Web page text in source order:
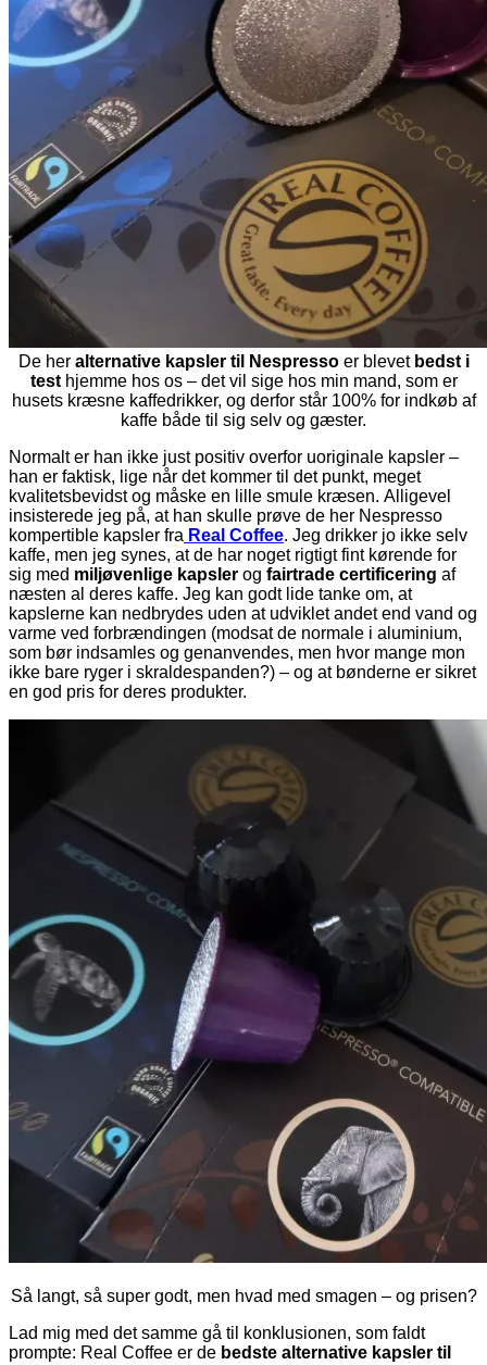
De her alternative kapsler til Nespresso er blevet bedst i
testhjemme hos os – det vil sige hos min mand, som er
husets kræsne kaffedrikker, og derfor står 100% for indkøb af
kaffe både til sig selv og gæster.
Normalt er han ikke just positiv overfor uoriginale kapsler –
han er faktisk, lige når det kommer til det punkt, meget
kvalitetsbevidst og måske en lille smule kræsen. Alligevel
insisterede jeg på, at han skulle prøve de her Nespresso
kompertible kapsler fra Real Coffee. Jeg drikker jo ikke selv
kaffe, men jeg synes, at de har noget rigtigt fint kørende for
sig med miljøvenlige kapsler og fairtrade certificering af
næsten al deres kaffe. Jeg kan godt lide tanke om, at
kapslerne kan nedbrydes uden at udviklet andet end vand og
varme ved forbrændingen (modsat de normale i aluminium,
som bør indsamles og genanvendes, men hvor mange mon
ikke bare ryger i skraldespanden?) – og at bønderne er sikret
en god pris for deres produkter.
Så langt, så super godt, men hvad med smagen – og prisen?
Lad mig med det samme gå til konklusionen, som faldt
prompte: Real Coffee er de bedste alternative kapsler til